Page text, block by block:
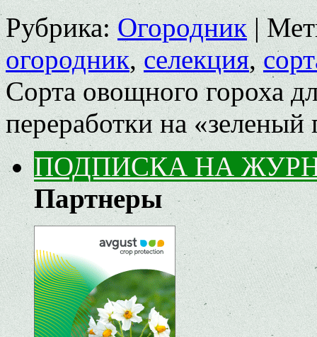
Рубрика: Огородник |
огородник,селекция,
Сорта овощного гороха
переработки на «зеленый
ПОДПИСКА НА
Партнеры